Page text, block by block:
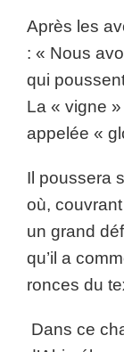
Après les
: « Nous
qui
La « vigne
appelée «
Il poussera
où,
un grand
qu’il a
ronces du
Dans ce